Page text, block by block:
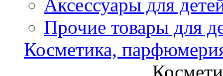
Аксессуары для
Прочие товары для
Косметика,